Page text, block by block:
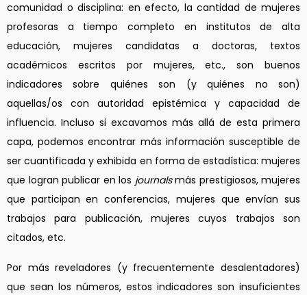
comunidad o disciplina: en efecto, la cantidad de mujeres
profesoras a tiempo completo en institutos de alta
educación, mujeres candidatas a doctoras, textos
académicos escritos por mujeres, etc., son buenos
indicadores sobre quiénes son (y quiénes no son)
aquellas/os con autoridad epistémica y capacidad de
influencia. Incluso si excavamos más allá de esta primera
capa, podemos encontrar más información susceptible de
ser cuantificada y exhibida en forma de estadística: mujeres
que logran publicar en los journalsmás prestigiosos, mujeres
que participan en conferencias, mujeres que envían sus
trabajos para publicación, mujeres cuyos trabajos son
citados, etc.
Por más reveladores (y frecuentemente desalentadores)
que sean los números, estos indicadores son insuficientes